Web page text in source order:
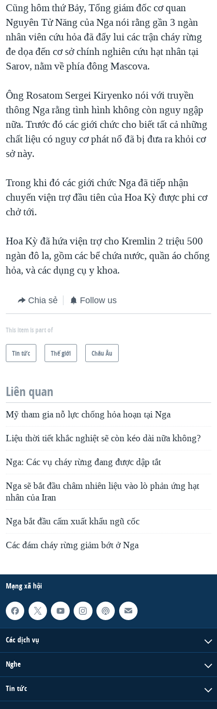
TRỊNH VĨNH BÌNH VS. CHÍNH PHỦ VIỆT NAM
NGƯ DÂN VIỆT VÀ LÀN SÓNG TRỘM HẢI SÂM
BÊN KIA QUỐC LỘ: TIẾNG VỌNG TỪ NÔNG THÔN MỸ
QUAN HỆ VIỆT MỸ
Cũng hôm thứ Bảy, Tổng giám đốc cơ quan
Nguyên Tử Năng của Nga nói rằng gần 3 ngàn
nhân viên cứu hỏa đã đẩy lui các trận cháy rừng
đe dọa đến cơ sở chính nghiên cứu hạt nhân tại
Sarov, nằm về phía đông Mascova.
Ông Rosatom Sergei Kiryenko nói với truyền
thông Nga rằng tình hình không còn nguy ngập
nữa. Trước đó các giới chức cho biết tất cả những
chất liệu có nguy cơ phát nổ đã bị đưa ra khỏi cơ
sở này.
Trong khi đó các giới chức Nga đã tiếp nhận
chuyến viện trợ đầu tiên của Hoa Kỳ được phi cơ
chở tới.
Hoa Kỳ đã hứa viện trợ cho Kremlin 2 triệu 500
ngàn đô la, gồm các bể chứa nước, quần áo chống
hỏa, và các dụng cụ y khoa.
Chia sẻ Follow us
This item is part of
Tin tức Thế giới Châu Âu
Liên quan
Mỹ tham gia nỗ lực chống hỏa hoạn tại Nga
Liệu thời tiết khắc nghiệt sẽ còn kéo dài nữa không?
Nga: Các vụ cháy rừng đang được dập tắt
Nga sẽ bắt đầu châm nhiên liệu vào lò phản ứng hạt
nhân của Iran
Nga bắt đầu cấm xuất khẩu ngũ cốc
Các đám cháy rừng giảm bớt ở Nga
Mạng xã hội
Các dịch vụ
Nghe
Tin tức